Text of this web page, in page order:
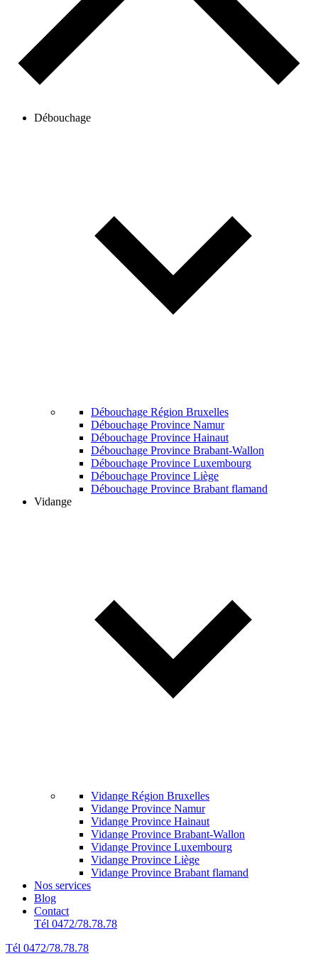
Débouchage
Débouchage Région Bruxelles
Débouchage Province Namur
Débouchage Province Hainaut
Débouchage Province Brabant-Wallon
Débouchage Province Luxembourg
Débouchage Province Liège
Débouchage Province Brabant flamand
Vidange
Vidange Région Bruxelles
Vidange Province Namur
Vidange Province Hainaut
Vidange Province Brabant-Wallon
Vidange Province Luxembourg
Vidange Province Liège
Vidange Province Brabant flamand
Nos services
Blog
Contact
Tél 0472/78.78.78
Tél 0472/78.78.78